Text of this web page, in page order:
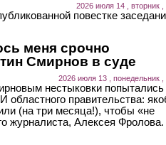
2026 июля 14 , вторник ,
повестке
меня срочно
Смирнов в суде
2026 июля 13 , понедельник ,
нестыковки попытались
областного правительства:
(на три месяца!), чтобы «не
журналиста, Алексея Фролова.